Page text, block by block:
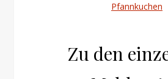
Pfannkuchen
Zu den